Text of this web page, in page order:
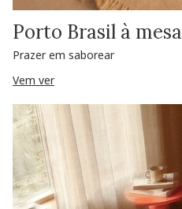
Porto Brasil à mesa
Prazer em saborear
Vem ver